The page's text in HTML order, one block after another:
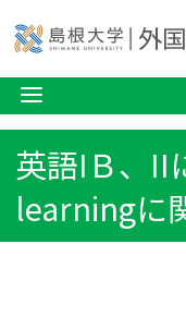
英語ⅠＢ、II
learningに